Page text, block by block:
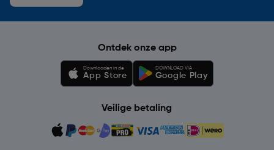
Ontdek onze app
Downloaden in de
App Store
DOWNLOAD VIA
Google Play
Veilige betaling